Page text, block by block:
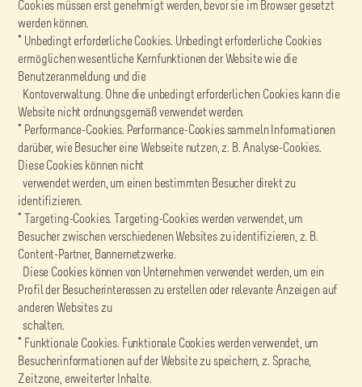
Cookies müssen erst genehmigt werden, bevor sie im Browser gesetzt
werden können.
* Unbedingt erforderliche Cookies. Unbedingt erforderliche Cookies
ermöglichen wesentliche Kernfunktionen der Website wie die
Benutzeranmeldung und die
Kontoverwaltung. Ohne die unbedingt erforderlichen Cookies kann die
Website nicht ordnungsgemäß verwendet werden.
* Performance-Cookies. Performance-Cookies sammeln Informationen
darüber, wie Besucher eine Webseite nutzen, z. B. Analyse-Cookies.
Diese Cookies können nicht
verwendet werden, um einen bestimmten Besucher direkt zu
identifizieren.
* Targeting-Cookies. Targeting-Cookies werden verwendet, um
Besucher zwischen verschiedenen Websites zu identifizieren, z. B.
Content-Partner, Bannernetzwerke.
Diese Cookies können von Unternehmen verwendet werden, um ein
Profil der Besucherinteressen zu erstellen oder relevante Anzeigen auf
anderen Websites zu
schalten.
* Funktionale Cookies. Funktionale Cookies werden verwendet, um
Besucherinformationen auf der Website zu speichern, z. Sprache,
Zeitzone, erweiterter Inhalte.